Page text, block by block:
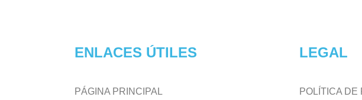
ENLACES ÚTILES
PÁGINA PRINCIPAL
LEGAL
POLÍTICA DE